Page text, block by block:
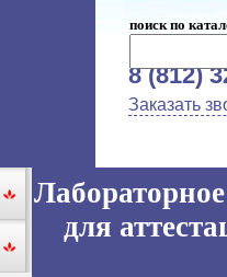
поиск по
8 (812)
Заказать
для